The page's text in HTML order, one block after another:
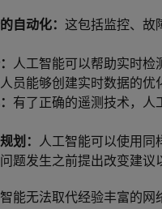
自动化： 这包括监控、故
人工智能可以帮助实时
员能够创建实时数据的优
有了正确的遥测技术，
划： 人工智能可以使用同
题发生之前提出改变建议
能无法取代经验丰富的网